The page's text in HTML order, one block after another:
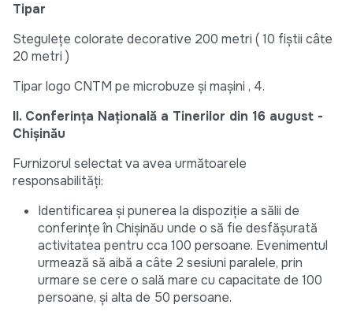
Tipar
Stegulețe colorate decorative 200 metri ( 10 fiștii câte
20 metri )
Tipar logo CNTM pe microbuze și mașini , 4.
II. Conferința Națională a Tinerilor din 16 august -
Chișinău
Furnizorul selectat va avea următoarele
responsabilități:
Identificarea și punerea la dispoziție a sălii de
conferințe în Chișinău unde o să fie desfășurată
activitatea pentru cca 100 persoane. Evenimentul
urmează să aibă a câte 2 sesiuni paralele, prin
urmare se cere o sală mare cu capacitate de 100
persoane, și alta de 50 persoane.